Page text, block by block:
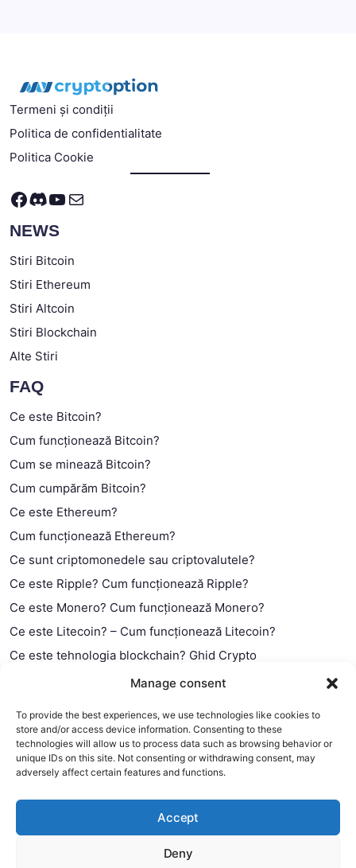
Manage consent
To provide the best experiences, we use technologies like cookies to
store and/or access device information. Consenting to these
technologies will allow us to process data such as browsing behavior or
unique IDs on this site. Not consenting or withdrawing consent, may
adversely affect certain features and functions.
Accept
Deny
Termeni și condiții
Politica de confidentialitate
Politica Cookie
Facebook
Discord
YouTube
Mail
NEWS
Stiri Bitcoin
Stiri Ethereum
Stiri Altcoin
Stiri Blockchain
Alte Stiri
FAQ
Ce este Bitcoin?
Cum funcționează Bitcoin?
Cum se minează Bitcoin?
Cum cumpărăm Bitcoin?
Ce este Ethereum?
Cum funcționează Ethereum?
Ce sunt criptomonedele sau criptovalutele?
Ce este Ripple? Cum funcționează Ripple?
Ce este Monero? Cum funcționează Monero?
Ce este Litecoin? – Cum funcționează Litecoin?
Ce este tehnologia blockchain? Ghid Crypto
Ce este contractul smart?
This website uses cookies to improve your experience. We'll